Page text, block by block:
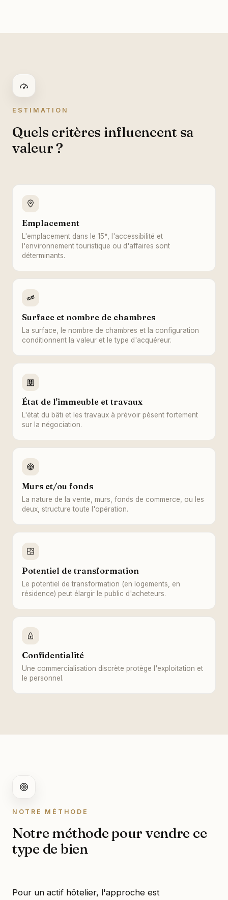
ESTIMATION
Quels critères influencent sa
valeur ?
Emplacement
L'emplacement dans le 15ᵉ, l'accessibilité et
l'environnement touristique ou d'affaires sont
déterminants.
Surface et nombre de chambres
La surface, le nombre de chambres et la configuration
conditionnent la valeur et le type d'acquéreur.
État de l'immeuble et travaux
L'état du bâti et les travaux à prévoir pèsent fortement
sur la négociation.
Murs et/ou fonds
La nature de la vente, murs, fonds de commerce, ou les
deux, structure toute l'opération.
Potentiel de transformation
Le potentiel de transformation (en logements, en
résidence) peut élargir le public d'acheteurs.
Confidentialité
Une commercialisation discrète protège l'exploitation et
le personnel.
NOTRE MÉTHODE
Notre méthode pour vendre ce
type de bien
Pour un actif hôtelier, l'approche est